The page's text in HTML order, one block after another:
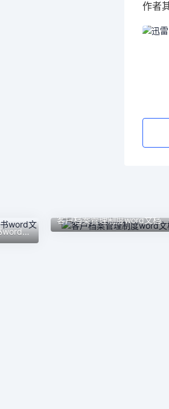
作者
品牌衣服网络销售计划书word文档
客户档案管理制度word文档